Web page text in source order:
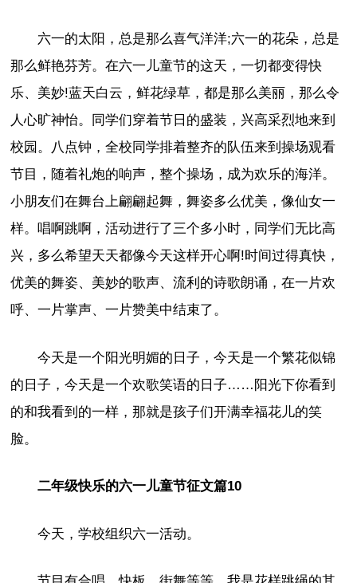
六一的太阳，总是那么喜气洋洋;六一的花朵，总是
那么鲜艳芬芳。在六一儿童节的这天，一切都变得快
乐、美妙!蓝天白云，鲜花绿草，都是那么美丽，那么令
人心旷神怡。同学们穿着节日的盛装，兴高采烈地来到
校园。八点钟，全校同学排着整齐的队伍来到操场观看
节目，随着礼炮的响声，整个操场，成为欢乐的海洋。
小朋友们在舞台上翩翩起舞，舞姿多么优美，像仙女一
样。唱啊跳啊，活动进行了三个多小时，同学们无比高
兴，多么希望天天都像今天这样开心啊!时间过得真快，
优美的舞姿、美妙的歌声、流利的诗歌朗诵，在一片欢
呼、一片掌声、一片赞美中结束了。
今天是一个阳光明媚的日子，今天是一个繁花似锦
的日子，今天是一个欢歌笑语的日子……阳光下你看到
的和我看到的一样，那就是孩子们开满幸福花儿的笑
脸。
二年级快乐的六一儿童节征文篇10
今天，学校组织六一活动。